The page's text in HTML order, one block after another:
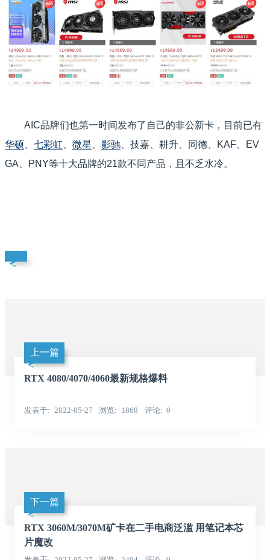
AIC品牌们也第一时间发布了自己的非公新卡，目前已有
华硕
七彩虹 微星 影驰 、技嘉、耕升、同德、KAF、EV
GA、PNY等十大品牌的21款不同产品，且不乏水冷。
上一篇
RTX 4080/4070/4060最新规格爆料
发表于 2022-05-27 浏览 1868 评论 0
下一篇
RTX 3060M/3070M矿卡在二手电商泛滥 用笔记本芯
片魔改